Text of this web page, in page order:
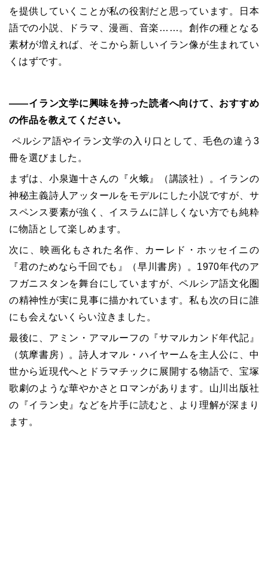
を提供していくことが私の役割だと思っています。日本
語での小説、ドラマ、漫画、音楽……。創作の種となる
素材が増えれば、そこから新しいイラン像が生まれてい
くはずです。
――イラン文学に興味を持った読者へ向けて、おすすめ
の作品を教えてください。
ペルシア語やイラン文学の入り口として、毛色の違う3
冊を選びました。
まずは、小泉迦十さんの『火蛾』（講談社）。イランの
神秘主義詩人アッタールをモデルにした小説ですが、サ
スペンス要素が強く、イスラムに詳しくない方でも純粋
に物語として楽しめます。
次に、映画化もされた名作、カーレド・ホッセイニの
『君のためなら千回でも』（早川書房）。1970年代のア
フガニスタンを舞台にしていますが、ペルシア語文化圏
の精神性が実に見事に描かれています。私も次の日に誰
にも会えないくらい泣きました。
最後に、アミン・アマルーフの『サマルカンド年代記』
（筑摩書房）。詩人オマル・ハイヤームを主人公に、中
世から近現代へとドラマチックに展開する物語で、宝塚
歌劇のような華やかさとロマンがあります。山川出版社
の『イラン史』などを片手に読むと、より理解が深まり
ます。